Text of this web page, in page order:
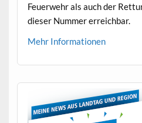
Feuer­wehr als auch der
dieser Num­mer erreichbar.
Mehr Infor­ma­tio­nen